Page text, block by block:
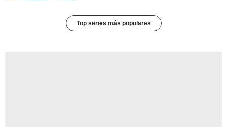
Top series más populares